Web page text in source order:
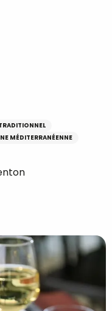
MÉDITERRANÉENNE